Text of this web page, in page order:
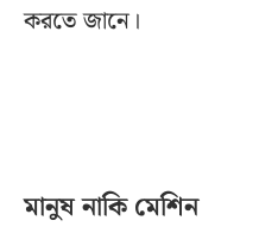
করতে জানে।
মানুষ নাকি মেশিন